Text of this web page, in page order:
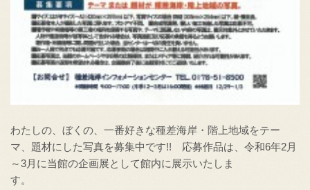
わたしの、ぼくの、一番好きな種差海岸・階上地域をテー
マ、題材にした写真を募集中です!! 応募作品は、令和6年2月
～3月に当館の企画展として館内に展示いたしま
す